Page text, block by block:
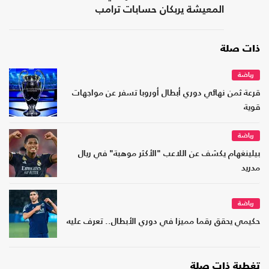
المعيشة يربكان حسابات ترامب
ذات صلة
رياضة
قرعة ثمن نهائي دوري أبطال أوروبا تسفر عن مواجهات
قوية
رياضة
بيلينغهام يكشف عن اللاعب "الأكثر موهبة" في ريال
مدريد
رياضة
حكيمي يحقق رقما مميزا في دوري الأبطال.. تعرف عليه
تغطية ذات صلة